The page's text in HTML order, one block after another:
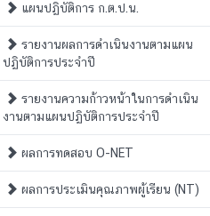
แผนปฏิบัติการ ก.ต.ป.น.
รายงานผลการดำเนินงานตามแผน
ปฏิบัติการประจำปี
รายงานความก้าวหน้าในการดำเนิน
งานตามแผนปฏิบัติการประจำปี
ผลการทดสอบ O-NET
ผลการประเมินคุณภาพผู้เรียน (NT)